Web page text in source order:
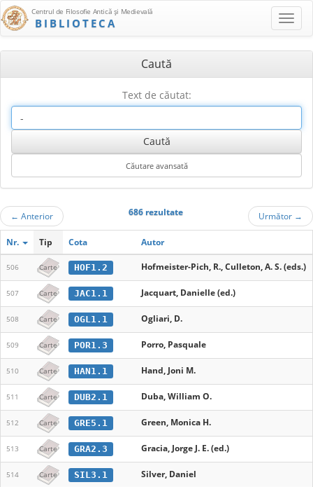
Centrul de Filosofie Antică şi Medievală
BIBLIOTECA
Caută
Text de căutat:
← Anterior 686 rezultate Următor →
Nr. Tip Cota Autor
506 Carte HOF1.2 Hofmeister-Pich, R., Culleton, A. S. (eds.)
507 Carte JAC1.1 Jacquart, Danielle (ed.)
508 Carte OGL1.1 Ogliari, D.
509 Carte POR1.3 Porro, Pasquale
510 Carte HAN1.1 Hand, Joni M.
511 Carte DUB2.1 Duba, William O.
512 Carte GRE5.1 Green, Monica H.
513 Carte GRA2.3 Gracia, Jorge J. E. (ed.)
514 Carte SIL3.1 Silver, Daniel